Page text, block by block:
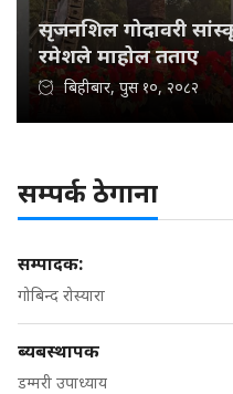
सृजनशिल गोदावरी
रमेशले माहोल तताए
बिहीबार, पुस १०, २०८२
सम्पर्क ठेगाना
सम्पादक:
गोबिन्द रोस्यारा
ब्यबस्थापक
डम्मरी उपाध्याय